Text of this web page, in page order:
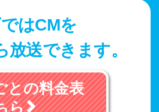
はCMを
放送できます。
との料金表
ら